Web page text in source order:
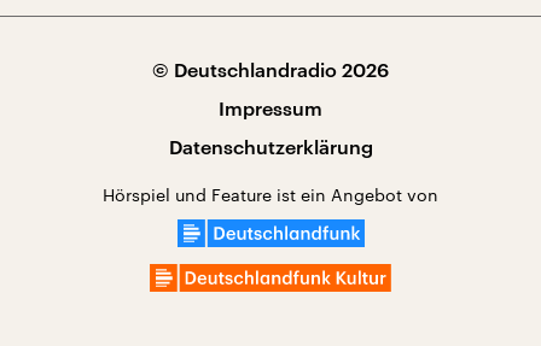
© Deutschlandradio 2026
Impressum
Datenschutzerklärung
Hörspiel und Feature ist ein Angebot von